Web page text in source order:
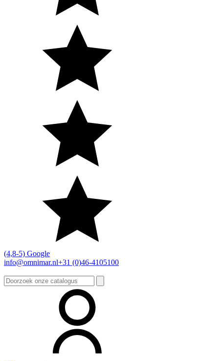
(4,8-5) Google
info@omnimar.nl+31 (0)46-4105100
Zoeken
naar: